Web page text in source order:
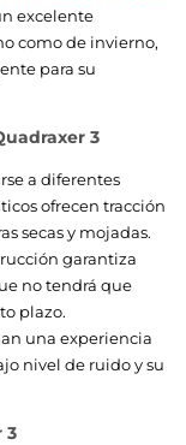
excelente
como de invierno,
para su
3
a diferentes
ofrecen tracción
secas y mojadas.
garantiza
no tendrá que
plazo.
una experiencia
nivel de ruido y su
3